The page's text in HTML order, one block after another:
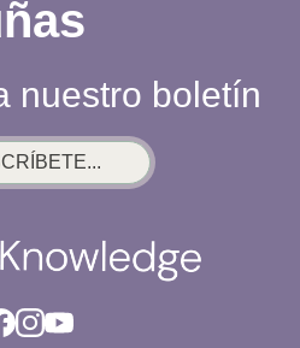
nuestro boletín